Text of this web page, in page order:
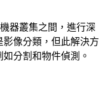
器叢集之間，進行深
像分類，但此解決方
分割和物件偵測。